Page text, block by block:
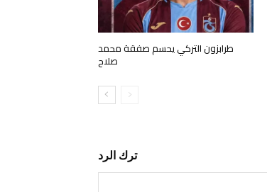
طرابزون التركي يحسم صفقة محمد
صلاح
ترك الرد